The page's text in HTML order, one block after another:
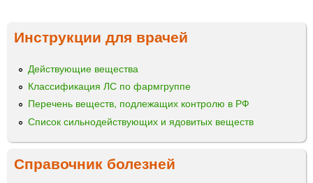
Инструкции для врачей
Действующие вещества
Классификация ЛС по фармгруппе
Перечень веществ, подлежащих контролю в РФ
Список сильнодействующих и ядовитых веществ
Справочник болезней